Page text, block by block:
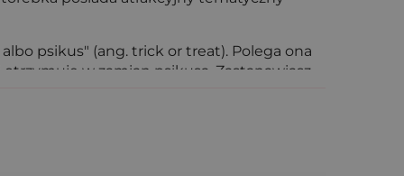
psikus" (ang. trick or treat). Polega ona
w zamian psikusa. Zastanawiasz